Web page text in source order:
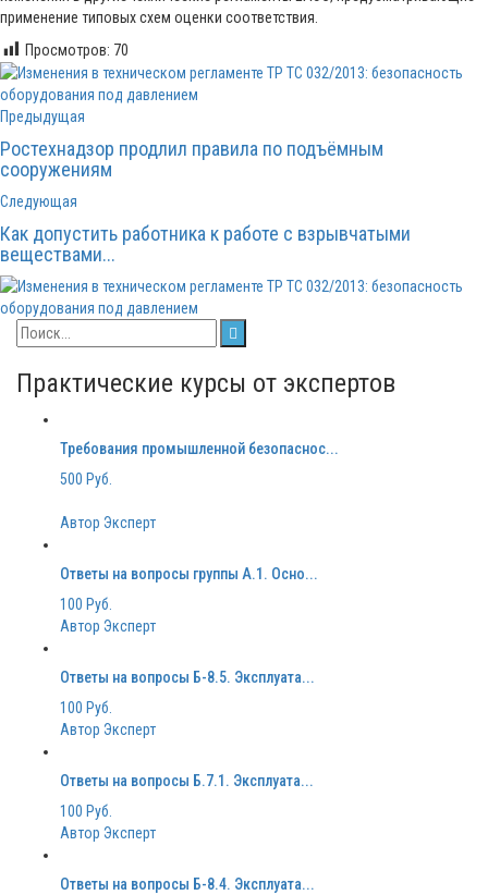
применение типовых схем оценки соответствия.
Просмотров: 70
Предыдущая
Ростехнадзор продлил правила по подъёмным
сооружениям
Следующая
Как допустить работника к работе с взрывчатыми
веществами...
Практические курсы от экспертов
Требования промышленной безопаснос...
500 Руб.
Автор Эксперт
Ответы на вопросы группы А.1. Осно...
100 Руб.
Автор Эксперт
Ответы на вопросы Б-8.5. Эксплуата...
100 Руб.
Автор Эксперт
Ответы на вопросы Б.7.1. Эксплуата...
100 Руб.
Автор Эксперт
Ответы на вопросы Б-8.4. Эксплуата...